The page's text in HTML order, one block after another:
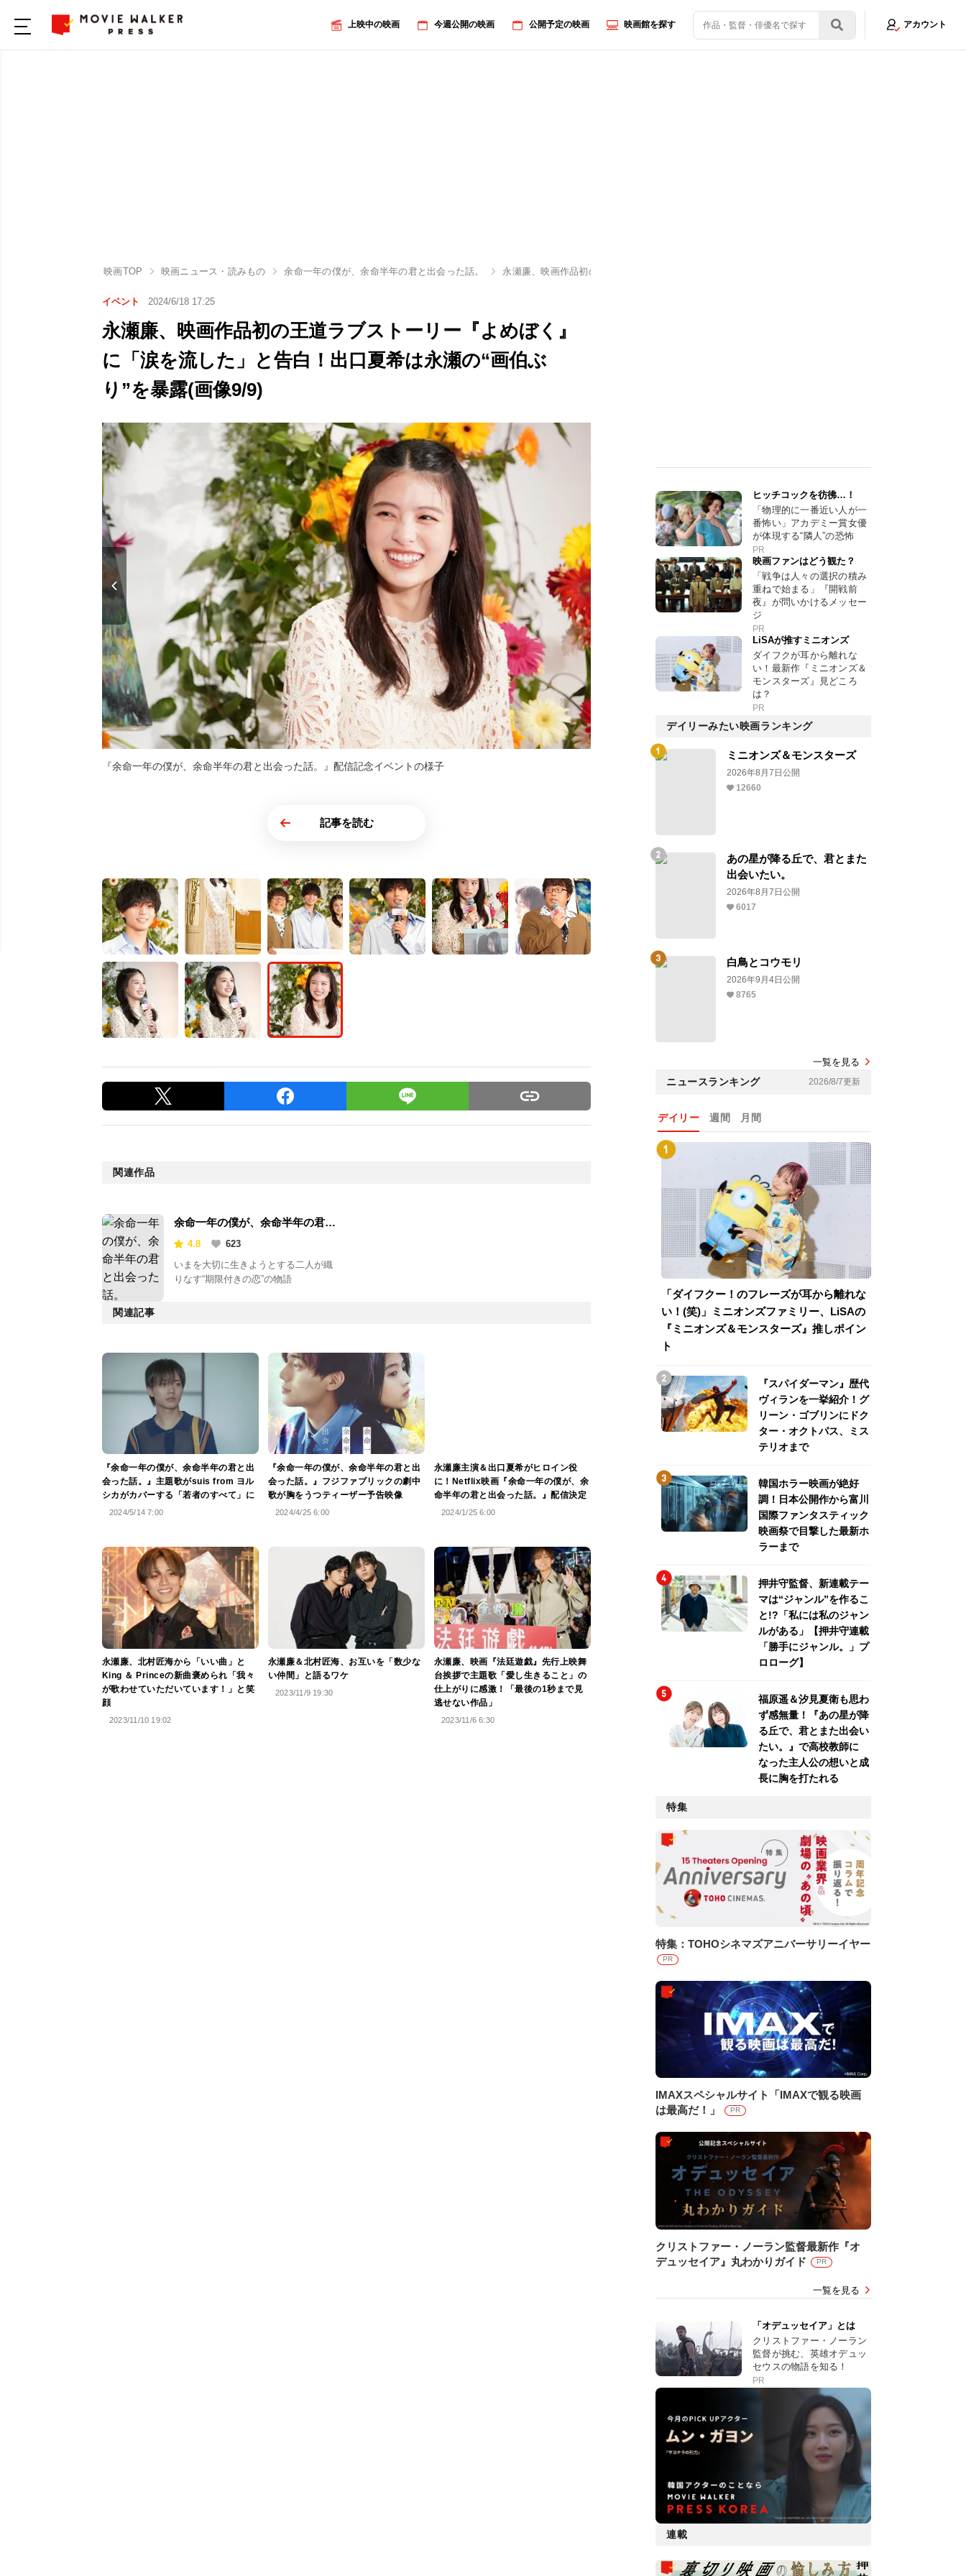
上映中の映画 今週公開の映画 公開予定の映画 映画館を探す アカウント
映画TOP 映画ニュース・読みもの 余命一年の僕が、余命半年の君と出会った話。 永瀬廉、映画作品初の王道ラブストーリー『よめぼく』に「涙を流した」と告白！出口夏希は永瀬の“画伯ぶ
イベント 2024/6/18 17:25
永瀬廉、映画作品初の王道ラブストーリー『よめぼく』
に「涙を流した」と告白！出口夏希は永瀬の“画伯ぶ
り”を暴露(画像9/9)
『余命一年の僕が、余命半年の君と出会った話。』配信記念イベントの様子
記事を読む
関連作品
余命一年の僕が、余命半年の君と
出会った話。
4.8
623
いまを大切に生きようとする二人が織
りなす“期限付きの恋”の物語
関連記事
『余命一年の僕が、余命半年の君と出
会った話。』主題歌がsuis from ヨル
シカがカバーする「若者のすべて」に
2024/5/14 7:00
『余命一年の僕が、余命半年の君と出
会った話。』フジファブリックの劇中
歌が胸をうつティーザー予告映像
2024/4/25 6:00
永瀬廉主演＆出口夏希がヒロイン役
に！Netflix映画『余命一年の僕が、余
命半年の君と出会った話。』配信決定
2024/1/25 6:00
永瀬廉、北村匠海から「いい曲」と
King ＆ Princeの新曲褒められ「我々
が歌わせていただいています！」と笑
顔
2023/11/10 19:02
永瀬廉＆北村匠海、お互いを「数少な
い仲間」と語るワケ
2023/11/9 19:30
永瀬廉、映画『法廷遊戯』先行上映舞
台挨拶で主題歌「愛し生きること」の
仕上がりに感激！「最後の1秒まで見
逃せない作品」
2023/11/6 6:30
ヒッチコックを彷彿…！
「物理的に一番近い人が一
番怖い」アカデミー賞女優
が体現する“隣人”の恐怖
PR
映画ファンはどう観た？
「戦争は人々の選択の積み
重ねで始まる」『開戦前
夜』が問いかけるメッセー
ジ
PR
LiSAが推すミニオンズ
ダイフクが耳から離れな
い！最新作『ミニオンズ＆
モンスターズ』見どころ
は？
PR
デイリーみたい映画ランキング
ミニオンズ＆モンスターズ
2026年8月7日公開
12660
あの星が降る丘で、君とまた
出会いたい。
2026年8月7日公開
6017
白鳥とコウモリ
2026年9月4日公開
8765
一覧を見る
ニュースランキング 2026/8/7更新
デイリー 週間 月間
「ダイフクー！のフレーズが耳から離れな
い！(笑)」ミニオンズファミリー、LiSAの
『ミニオンズ＆モンスターズ』推しポイン
ト
『スパイダーマン』歴代
ヴィランを一挙紹介！グ
リーン・ゴブリンにドク
ター・オクトパス、ミス
テリオまで
韓国ホラー映画が絶好
調！日本公開作から富川
国際ファンタスティック
映画祭で目撃した最新ホ
ラーまで
押井守監督、新連載テー
マは“ジャンル”を作るこ
と!?「私には私のジャン
ルがある」【押井守連載
「勝手にジャンル。」プ
ロローグ】
福原遥＆汐見夏衛も思わ
ず感無量！『あの星が降
る丘で、君とまた出会い
たい。』で高校教師に
なった主人公の想いと成
長に胸を打たれる
特集
特集：TOHOシネマズアニバーサリーイヤー
PR
IMAXスペシャルサイト「IMAXで観る映画
は最高だ！」
PR
クリストファー・ノーラン監督最新作『オ
デュッセイア』丸わかりガイド
PR
一覧を見る
「オデュッセイア」とは
クリストファー・ノーラン
監督が挑む、英雄オデュッ
セウスの物語を知る！
PR
連載